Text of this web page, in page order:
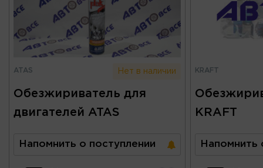
ATAS Нет в наличии
Обезжириватель для
двигателей ATAS
Напомнить о поступлении
KRAFT
KRAFT
Напомнить